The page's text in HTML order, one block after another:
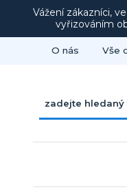
Vážení zákazníci,
vyřizováním
O nás Vše